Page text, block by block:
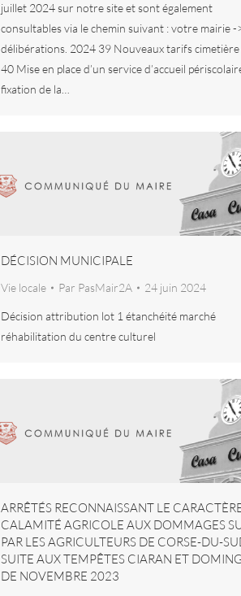
juillet 2024 sur notre site et sont également
consultables via le chemin suivant : votre mairie -
délibérations. 2024 39 Nouveaux tarifs
40 Mise en place d’un service d’accueil
fixation de la…
DÉCISION MUNICIPALE
Vie locale Par PasMair2A 24 juin 2024
Décision attribution lot 1 étanchéité marché
réhabilitation du centre culturel
ARRÊTÉS RECONNAISSANT LE
CALAMITÉ AGRICOLE AUX DOMMAGES
PAR LES AGRICULTEURS DE CORSE-DU-
SUITE AUX TEMPÊTES CIARAN ET
DE NOVEMBRE 2023